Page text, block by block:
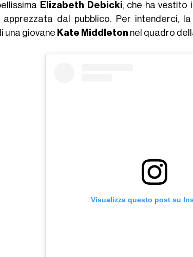
Elizabeth Debicki, che ha vestito
apprezzata dal pubblico. Per intenderci,
una giovane Kate Middleton nel quadro
Visualizza questo post su